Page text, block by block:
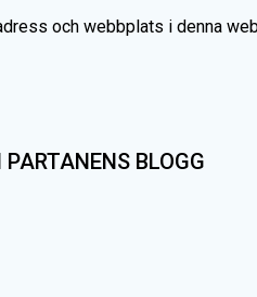
och webbplats i denna
BLOGG